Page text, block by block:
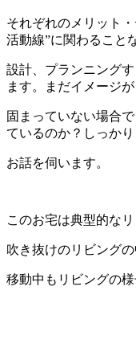
それぞれのメリット
活動線”に関わること
設計、プランニング
ます。まだイメージが
固まっていない場合
ているのか？しっかり
お話を伺います。
このお宅は典型的な
吹き抜けのリビング
移動中もリビングの様